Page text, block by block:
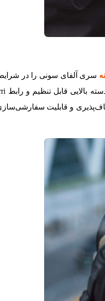
سری آلفای سونی را در
و قابلیت سفارشی‌سازی